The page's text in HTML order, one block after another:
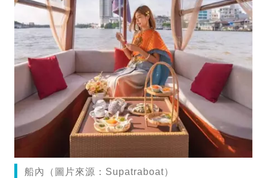
船內（圖片來源：Supatraboat）